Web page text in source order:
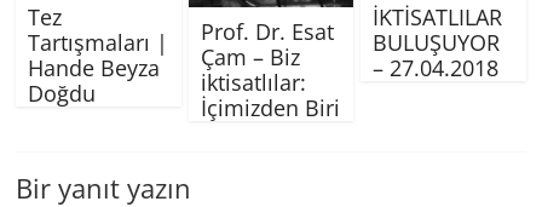
Tez
Tartışmaları |
Hande Beyza
Doğdu
Prof. Dr. Esat
Çam – Biz
iktisatlılar:
İçimizden Biri
İKTİSATLILAR
BULUŞUYOR
– 27.04.2018
Bir yanıt yazın